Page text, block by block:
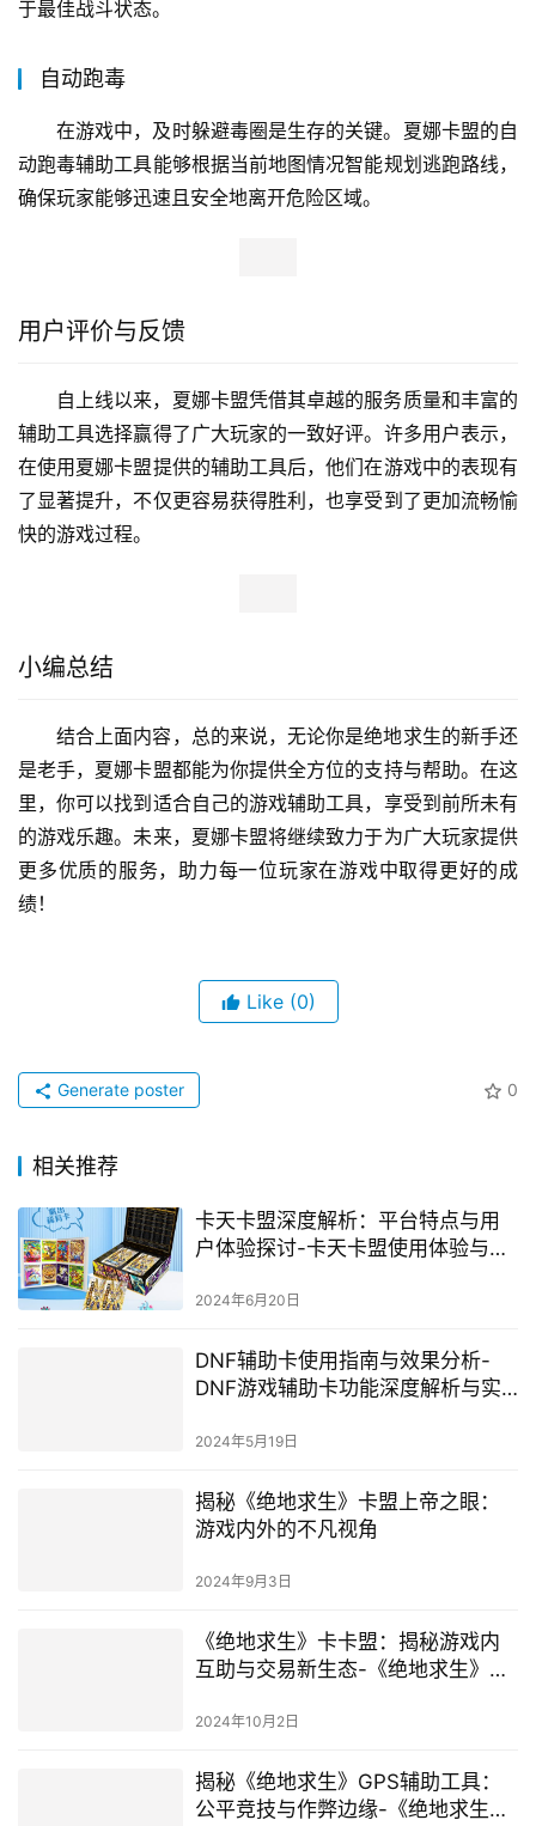
于最佳战斗状态。
自动跑毒
在游戏中，及时躲避毒圈是生存的关键。夏娜卡盟的自
动跑毒辅助工具能够根据当前地图情况智能规划逃跑路线，
确保玩家能够迅速且安全地离开危险区域。
用户评价与反馈
自上线以来，夏娜卡盟凭借其卓越的服务质量和丰富的
辅助工具选择赢得了广大玩家的一致好评。许多用户表示，
在使用夏娜卡盟提供的辅助工具后，他们在游戏中的表现有
了显著提升，不仅更容易获得胜利，也享受到了更加流畅愉
快的游戏过程。
小编总结
结合上面内容，总的来说，无论你是绝地求生的新手还
是老手，夏娜卡盟都能为你提供全方位的支持与帮助。在这
里，你可以找到适合自己的游戏辅助工具，享受到前所未有
的游戏乐趣。未来，夏娜卡盟将继续致力于为广大玩家提供
更多优质的服务，助力每一位玩家在游戏中取得更好的成
绩！
Like (0)
0
Generate poster
相关推荐
卡天卡盟深度解析：平台特点与用
户体验探讨-卡天卡盟使用体验与用
2024年6月20日
DNF辅助卡使用指南与效果分析-
DNF游戏辅助卡功能深度解析与实
2024年5月19日
揭秘《绝地求生》卡盟上帝之眼：
游戏内外的不凡视角
2024年9月3日
《绝地求生》卡卡盟：揭秘游戏内
互助与交易新生态-《绝地求生》玩
验与策略
2024年10月2日
揭秘《绝地求生》GPS辅助工具：
公平竞技与作弊边缘-《绝地求生》